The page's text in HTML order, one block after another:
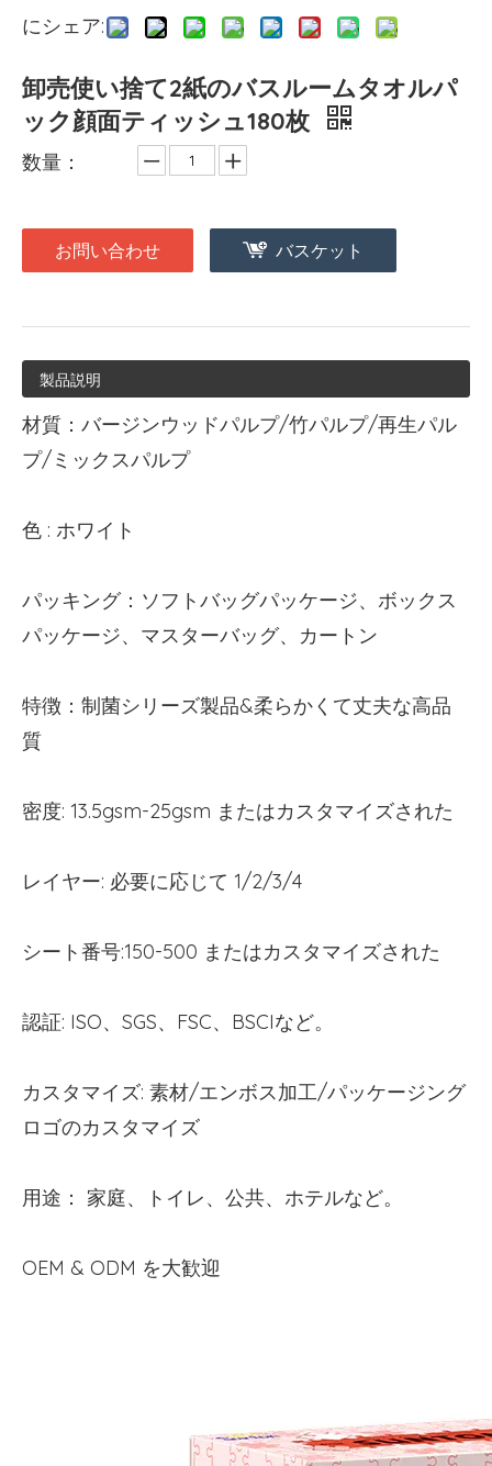
にシェア:
卸売使い捨て2紙のバスルームタオルパ
ック顔面ティッシュ180枚
数量：
お問い合わせ バスケット
製品説明
材質：バージンウッドパルプ/竹パルプ/再生パル
プ/ミックスパルプ
色 : ホワイト
パッキング：ソフトバッグパッケージ、ボックス
パッケージ、マスターバッグ、カートン
特徴：制菌シリーズ製品&柔らかくて丈夫な高品
質
密度: 13.5gsm-25gsm またはカスタマイズされた
レイヤー: 必要に応じて 1/2/3/4
シート番号:150-500 またはカスタマイズされた
認証: ISO、SGS、FSC、BSCIなど。
カスタマイズ: 素材/エンボス加工/パッケージング
ロゴのカスタマイズ
用途： 家庭、トイレ、公共、ホテルなど。
OEM & ODM を大歓迎